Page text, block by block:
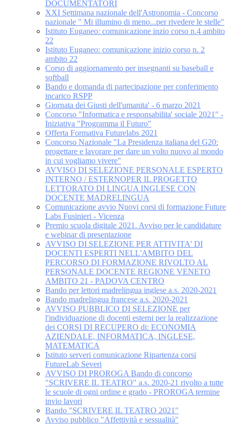
DOCUMENTATORI
XXI Settimana nazionale dell'Astronomia - Concorso
nazionale " Mi illumino di meno...per rivedere le stelle"
Istituto Euganeo: comunicazione inzio corso n.4 ambito
22
Istituto Euganeo: comunicazione inizio corso n. 2
ambito 22
Corso di aggiornamento per insegnanti su baseball e
softball
Bando e domanda di partecipazione per conferimento
incarico RSPP
Giornata dei Giusti dell'umanita' - 6 marzo 2021
Concorso "Informatica e responsabilita' sociale 2021" -
Iniziativa "Programma il Futuro"
Offerta Formativa Futurelabs 2021
Concorso Nazionale "La Presidenza italiana del G20:
progettare e lavorare per dare un volto nuovo al mondo
in cui vogliamo vivere"
AVVISO DI SELEZIONE PERSONALE ESPERTO
INTERNO / ESTERNOPER IL PROGETTO
LETTORATO DI LINGUA INGLESE CON
DOCENTE MADRELINGUA
Comunicazione avvio Nuovi corsi di formazione Future
Labs Fusinieri - Vicenza
Premio scuola digitale 2021. Avviso per le candidature
e webinar di presentazione
AVVISO DI SELEZIONE PER ATTIVITA' DI
DOCENTI ESPERTI NELL'AMBITO DEL
PERCORSO DI FORMAZIONE RIVOLTO AL
PERSONALE DOCENTE REGIONE VENETO
AMBITO 21 - PADOVA CENTRO
Bando per lettori madrelingua inglese a.s. 2020-2021
Bando madrelingua francese a.s. 2020-2021
AVVISO PUBBLICO DI SELEZIONE per
l'individuazione di docenti esterni per la realizzazione
dei CORSI DI RECUPERO di: ECONOMIA
AZIENDALE, INFORMATICA, INGLESE,
MATEMATICA
Istituto serveri comunicazione Ripartenza corsi
FutureLab Severi
AVVISO DI PROROGA Bando di concorso
"SCRIVERE IL TEATRO" a.s. 2020-21 rivolto a tutte
le scuole di ogni ordine e grado - PROROGA termine
invio lavori
Bando "SCRIVERE IL TEATRO 2021"
Avviso pubblico "Affettività e sessualità"